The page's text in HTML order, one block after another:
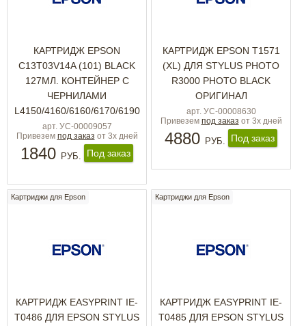
КАРТРИДЖ EPSON
C13T03V14A (101) BLACK
127МЛ. КОНТЕЙНЕР С
ЧЕРНИЛАМИ
L4150/4160/6160/6170/6190
арт. УС-00009057
Привезем под заказ от 3х дней
1840 РУБ. Под заказ
КАРТРИДЖ EPSON T1571
(XL) ДЛЯ STYLUS PHOTO
R3000 PHOTO BLACK
ОРИГИНАЛ
арт. УС-00008630
Привезем под заказ от 3х дней
4880 РУБ. Под заказ
Картриджи для Epson
КАРТРИДЖ EASYPRINT IE-
T0486 ДЛЯ EPSON STYLUS
Картриджи для Epson
КАРТРИДЖ EASYPRINT IE-
T0485 ДЛЯ EPSON STYLUS